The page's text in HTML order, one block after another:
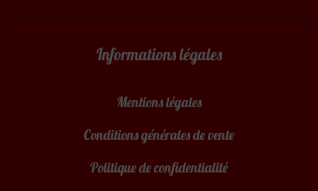
Informations légales
Mentions légales
Conditions générales de vente
Politique de confidentialité